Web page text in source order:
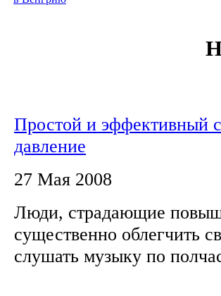
Простой и эффективный
давление
27 Мая 2008
Люди, страдающие
существенно облегчить
слушать музыку по